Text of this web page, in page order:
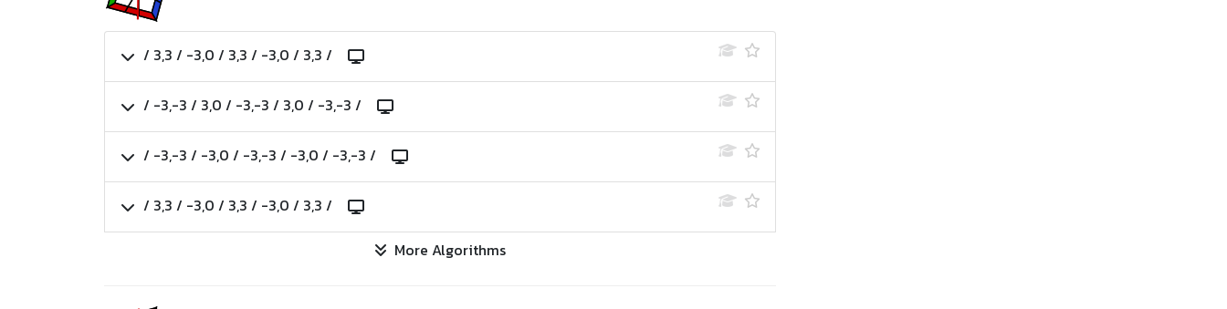
/ 3,3 / -3,0 / 3,3 / -3,0 / 3,3 /
/ -3,-3 / 3,0 / -3,-3 / 3,0 / -3,-3 /
/ -3,-3 / -3,0 / -3,-3 / -3,0 / -3,-3 /
/ 3,3 / -3,0 / 3,3 / -3,0 / 3,3 /
More Algorithms